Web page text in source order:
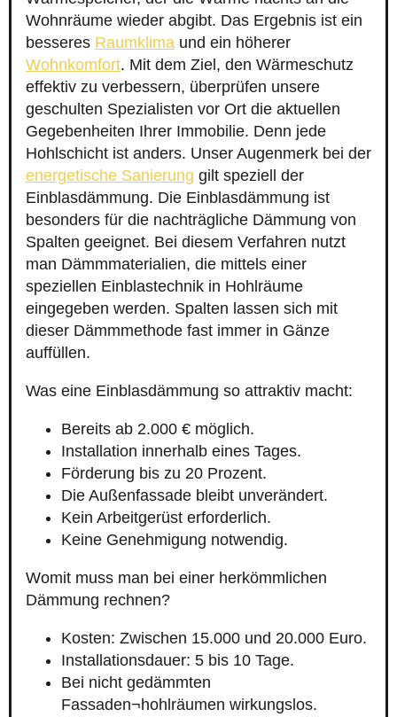
Wohnräume wieder abgibt. Das Ergebnis ist ein
besseres Raumklima und ein höherer
Wohnkomfort. Mit dem Ziel, den Wärmeschutz
effektiv zu verbessern, überprüfen unsere
geschulten Spezialisten vor Ort die aktuellen
Gegebenheiten Ihrer Immobilie. Denn jede
Hohlschicht ist anders. Unser Augenmerk bei der
energetische Sanierung gilt speziell der
Einblasdämmung. Die Einblasdämmung ist
besonders für die nachträgliche Dämmung von
Spalten geeignet. Bei diesem Verfahren nutzt
man Dämmmaterialien, die mittels einer
speziellen Einblastechnik in Hohlräume
eingegeben werden. Spalten lassen sich mit
dieser Dämmmethode fast immer in Gänze
auffüllen.
Was eine Einblasdämmung so attraktiv macht:
Bereits ab 2.000 € möglich.
Installation innerhalb eines Tages.
Förderung bis zu 20 Prozent.
Die Außenfassade bleibt unverändert.
Kein Arbeitgerüst erforderlich.
Keine Genehmigung notwendig.
Womit muss man bei einer herkömmlichen
Dämmung rechnen?
Kosten: Zwischen 15.000 und 20.000 Euro.
Installationsdauer: 5 bis 10 Tage.
Bei nicht gedämmten
Fassaden¬hohlräumen wirkungslos.